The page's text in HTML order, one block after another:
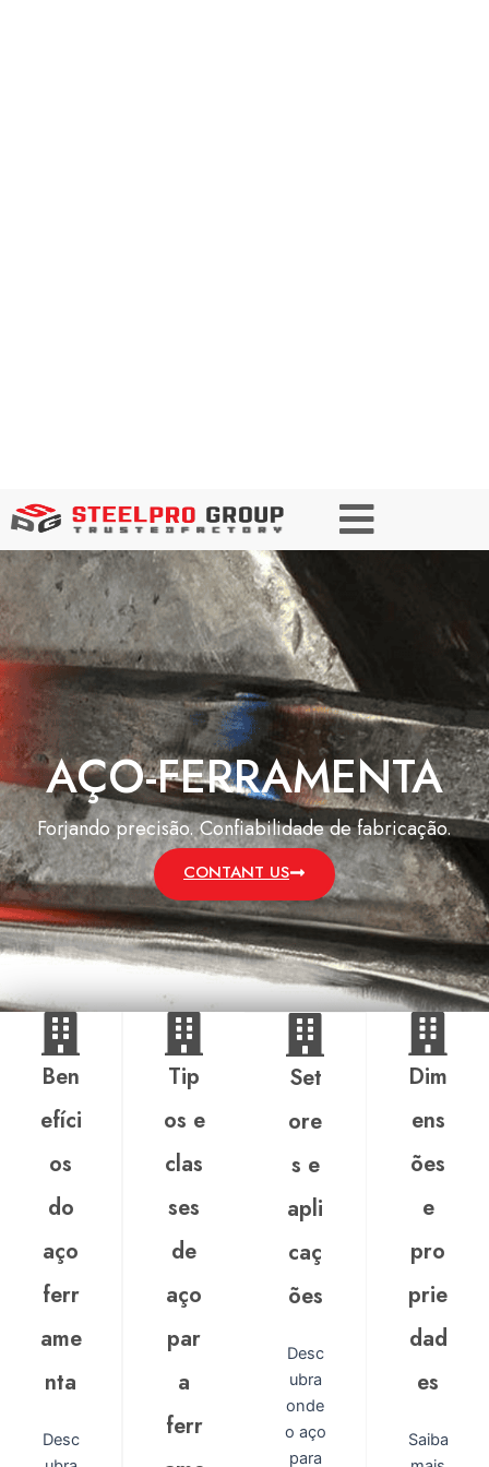
AÇO-FERRAMENTA
Forjando precisão. Confiabilidade de fabricação.
CONTANT US
Ben
efíci
os
do
aço
ferr
ame
nta
Desc
Tip
os e
clas
ses
de
aço
par
a
ferr
Set
ore
s e
apli
caç
ões
Desc
ubra
onde
o aço
para
Dim
ens
ões
e
pro
prie
dad
es
Saiba